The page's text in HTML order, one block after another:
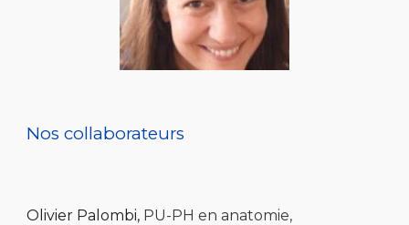
Nos collaborateurs
Olivier Palombi, PU-PH en anatomie,